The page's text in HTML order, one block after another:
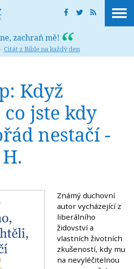
zachraň mě!
Citát z Bible na každý den
Když
jste kdy
nestačí -
Známý duchovní
autor vycházející z
liberálního
židovství a
vlastních životních
zkušeností, kdy mu
na nevyléčitelnou